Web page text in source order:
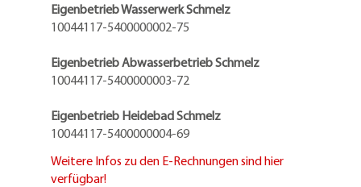
Eigenbetrieb Wasserwerk Schmelz
10044117-5400000002-75
Eigenbetrieb Abwasserbetrieb Schmelz
10044117-5400000003-72
Eigenbetrieb Heidebad Schmelz
10044117-5400000004-69
Weitere Infos zu den E-Rechnungen sind hier
verfügbar!